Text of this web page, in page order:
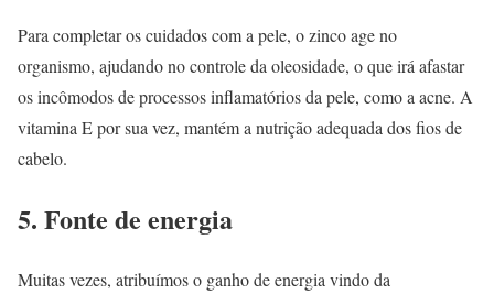
Para completar os cuidados com a pele, o zinco age no
organismo, ajudando no controle da oleosidade, o que irá afastar
os incômodos de processos inflamatórios da pele, como a acne. A
vitamina E por sua vez, mantém a nutrição adequada dos fios de
cabelo.
5. Fonte de energia
Muitas vezes, atribuímos o ganho de energia vindo da